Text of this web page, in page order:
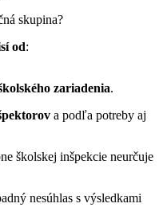
skupina?
od:
zariadenia.
a podľa potreby aj
školskej inšpekcie neurčuje
nesúhlas s výsledkami